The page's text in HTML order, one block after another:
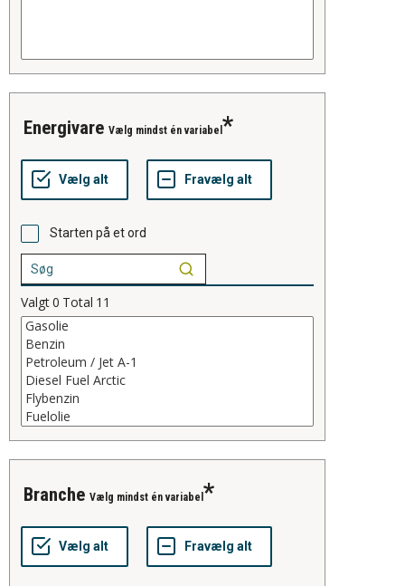
energivare Vælg mindst én variabel
Starten på et ord
Valgt0 Total 11
branche Vælg mindst én variabel